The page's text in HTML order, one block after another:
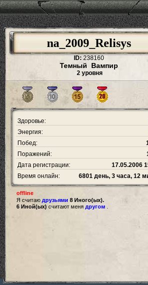
na_2009_Relisys
ID: 238160
Темный Вампир
2 уровня
Здоровье:
Энергия:
Побед:
Поражений:
Дата регистрации:
17.05.2006
Время онлайн:
6801 день, 3 часа, 12
offline
Я считаю друзьями 8 Иного(ых).
6 Иной(ых) считают меня другом